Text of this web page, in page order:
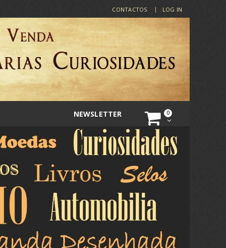
CONTACTOS LOG IN
0
NEWSLETTER